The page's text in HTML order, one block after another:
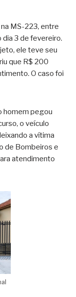
MS-223, entre
dia 3 de fevereiro.
ele teve seu
que R$ 200
O caso foi
homem pegou
o veículo
a vítima
de Bombeiros e
atendimento